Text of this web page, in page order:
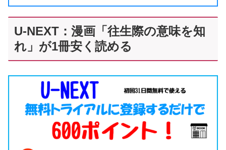
U-NEXT：漫画「往生際の意味を知
れ」が1冊安く読める